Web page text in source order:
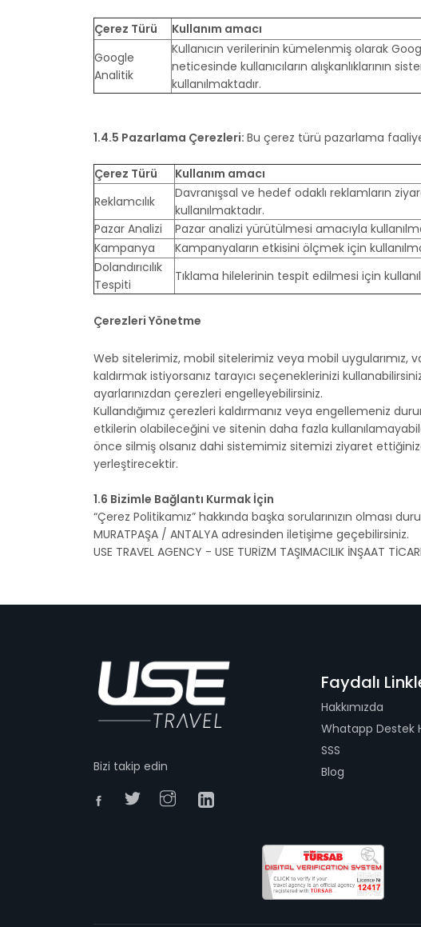
Çerez Türü
Kullanım amacı
Google
Analitik
Kullanıcın verilerinin kümelenmiş olarak
neticesinde kullanıcıların alışkanlıklarının
kullanılmaktadır.
1.4.5 Pazarlama Çerezleri: Bu çerez türü pazarlama
Çerez Türü
Kullanım amacı
Reklamcılık
Davranışsal ve hedef odaklı reklamların
kullanılmaktadır.
Pazar Analizi
Pazar analizi yürütülmesi amacıyla
Kampanya
Kampanyaların etkisini ölçmek için
Dolandırıcılık
Tespiti
Tıklama hilelerinin tespit edilmesi için
Çerezleri Yönetme
Web sitelerimiz, mobil sitelerimiz veya mobil uygularımız,
kaldırmak istiyorsanız tarayıcı seçeneklerinizi
ayarlarınızdan çerezleri engelleyebilirsiniz.
Kullandığımız çerezleri kaldırmanız veya engellemeniz
etkilerin olabileceğini ve sitenin daha fazla
önce silmiş olsanız dahi sistemimiz sitemizi ziyaret
yerleştirecektir.
1.6 Bizimle Bağlantı Kurmak İçin
“Çerez Politikamız” hakkında başka sorularınızın olması
MURATPAŞA / ANTALYA adresinden iletişime geçebilirsiniz.
USE TRAVEL AGENCY - USE TURİZM TAŞIMACILIK İNŞAAT
Bizi takip edin
Faydalı
Hakkımızda
Whatapp Destek
SSS
Blog